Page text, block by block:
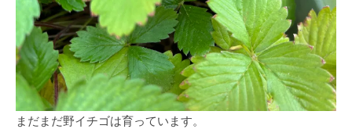
まだまだ野イチゴは育っています。